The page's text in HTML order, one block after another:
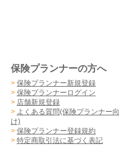
保険プランナーの方へ
> 保険プランナー新規登録
> 保険プランナーログイン
> 店舗新規登録
> よくある質問(保険プランナー向
け)
> 保険プランナー登録規約
> 特定商取引法に基づく表記